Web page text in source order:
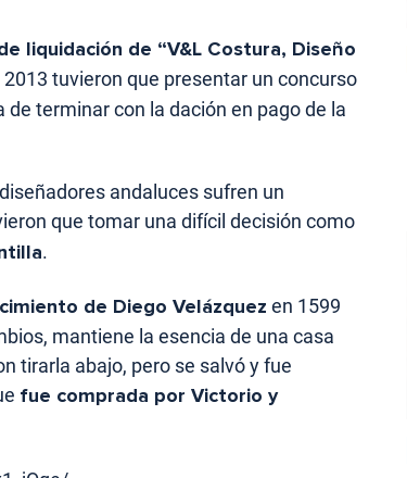
liquidación de “V&L Costura, Diseño
tuvieron que presentar un concurso
terminar con la dación en pago de la
andaluces sufren un
que tomar una difícil decisión como
.
de Diego Velázquez en 1599
mantiene la esencia de una casa
tirarla abajo, pero se salvó y fue
fue comprada por Victorio y